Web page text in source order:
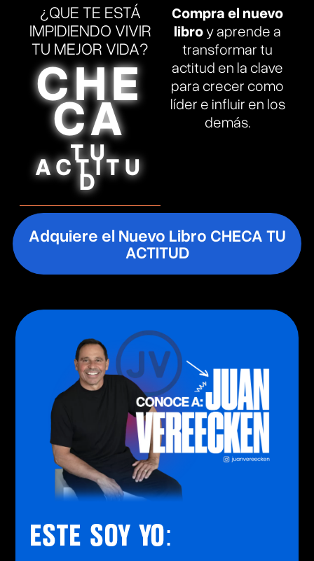
¿QUE TE ESTÁ
IMPIDIENDO VIVIR
TU MEJOR VIDA?
CHE
CA
TU
ACTITU
D
Compra el nuevo
libroy aprende a
transformar tu
actitud en la clave
para crecer como
líder e influir en los
demás.
Adquiere el Nuevo Libro CHECA TU
ACTITUD
ESTE SOY YO: